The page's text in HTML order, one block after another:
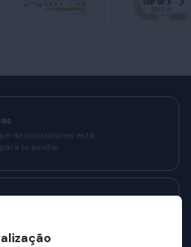
de consultores está
te auxiliar.